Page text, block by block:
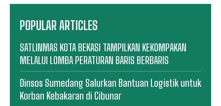
POPULAR ARTICLES
SATLINMAS KOTA BEKASI TAMPILKAN KEKOMPAKAN
MELALUI LOMBA PERATURAN BARIS BERBARIS
Dinsos Sumedang Salurkan Bantuan Logistik untuk
Korban Kebakaran di Cibunar